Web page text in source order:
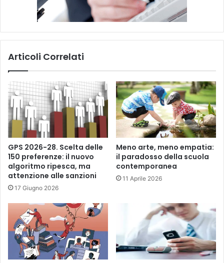
Articoli Correlati
GPS 2026-28. Scelta delle
150 preferenze: il nuovo
algoritmo ripesca, ma
attenzione alle sanzioni
17 Giugno 2026
Meno arte, meno empatia:
il paradosso della scuola
contemporanea
11 Aprile 2026